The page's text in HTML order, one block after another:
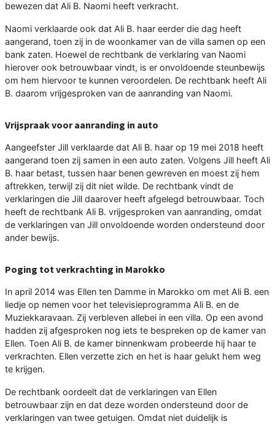
bewezen dat Ali B. Naomi heeft verkracht.
Naomi verklaarde ook dat Ali B. haar eerder die dag heeft
aangerand, toen zij in de woonkamer van de villa samen op een
bank zaten. Hoewel de rechtbank de verklaring van Naomi
hierover ook betrouwbaar vindt, is er onvoldoende steunbewijs
om hem hiervoor te kunnen veroordelen. De rechtbank heeft Ali
B. daarom vrijgesproken van de aanranding van Naomi.
Vrijspraak voor aanranding in auto
Aangeefster Jill verklaarde dat Ali B. haar op 19 mei 2018 heeft
aangerand toen zij samen in een auto zaten. Volgens Jill heeft Ali
B. haar betast, tussen haar benen gewreven en moest zij hem
aftrekken, terwijl zij dit niet wilde. De rechtbank vindt de
verklaringen die Jill daarover heeft afgelegd betrouwbaar. Toch
heeft de rechtbank Ali B. vrijgesproken van aanranding, omdat
de verklaringen van Jill onvoldoende worden ondersteund door
ander bewijs.
Poging tot verkrachting in Marokko
In april 2014 was Ellen ten Damme in Marokko om met Ali B. een
liedje op nemen voor het televisieprogramma Ali B. en de
Muziekkaravaan. Zij verbleven allebei in een villa. Op een avond
hadden zij afgesproken nog iets te bespreken op de kamer van
Ellen. Toen Ali B. de kamer binnenkwam probeerde hij haar te
verkrachten. Ellen verzette zich en het is haar gelukt hem weg
te krijgen.
De rechtbank oordeelt dat de verklaringen van Ellen
betrouwbaar zijn en dat deze worden ondersteund door de
verklaringen van twee getuigen. Omdat niet duidelijk is